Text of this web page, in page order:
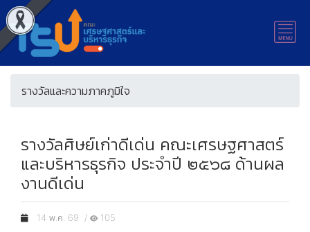
รางวัลและความภาคภูมิใจ
รางวัลศิษย์เก่าดีเด่น คณะเศรษฐศาสตร์
และบริหารธุรกิจ ประจำปี ๒๕๖๘ ด้านผล
งานดีเด่น
14 พ.ค. 69 / 105